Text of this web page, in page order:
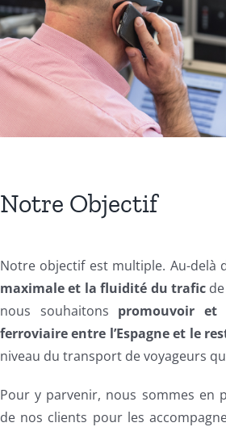
Notre Objectif
Notre objectif est multiple. Au-delà
maximale et la fluidité du traficde
nous souhaitons promouvoir
ferroviaire entre l’Espagne et le
niveau du transport de voyageurs
Pour y parvenir, nous sommes en
de nos clients pour les